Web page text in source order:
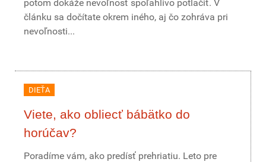
potom dokáže nevoľnosť spoľahlivo potlačiť. V
článku sa dočítate okrem iného, aj čo zohráva pri
nevoľnosti...
DIEŤA
Viete, ako obliecť bábätko do
horúčav?
Poradíme vám, ako predísť prehriatiu. Leto pre